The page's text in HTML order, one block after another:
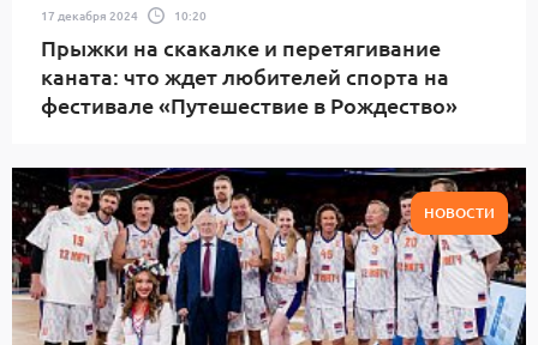
17 декабря 2024 10:20
Прыжки на скакалке и перетягивание
каната: что ждет любителей спорта на
фестивале «Путешествие в Рождество»
НОВОСТИ